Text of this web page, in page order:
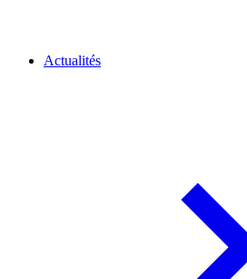
Actualités